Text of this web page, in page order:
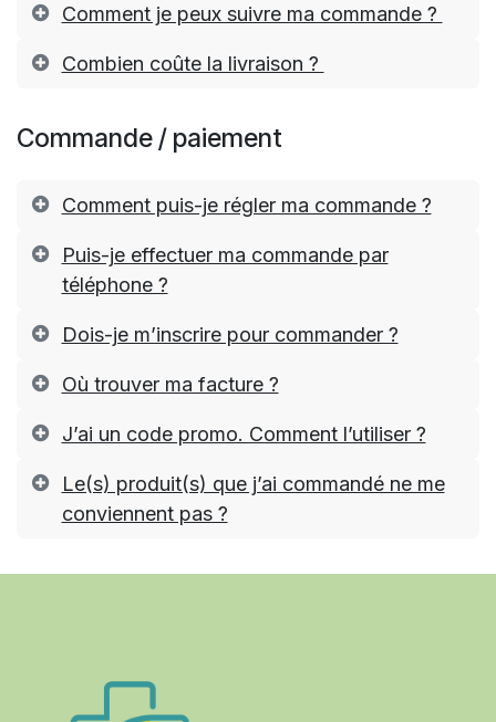
Comment je peux suivre ma commande ?
Combien coûte la livraison ?
Commande / paiement
Comment puis-je régler ma commande ?
Puis-je effectuer ma commande par
téléphone ?
Dois-je m’inscrire pour commander ?
Où trouver ma facture ?
J’ai un code promo. Comment l’utiliser ?
Le(s) produit(s) que j’ai commandé ne me
conviennent pas ?